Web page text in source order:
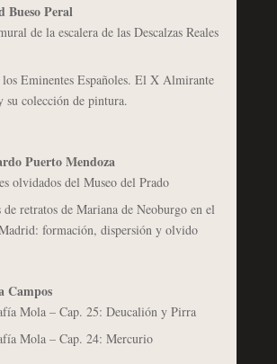
Bueso Peral
de la escalera de las Descalzas Reales
Eminentes Españoles. El X Almirante
su colección de pintura.
Puerto Mendoza
olvidados del Museo del Prado
de retratos de Mariana de Neoburgo en el
formación, dispersión y olvido
Campos
Mola – Cap. 25: Deucalión y Pirra
Mola – Cap. 24: Mercurio